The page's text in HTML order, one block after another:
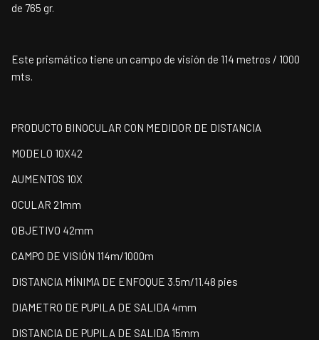
de 765 gr.
Este prismático tiene un campo de visión de 114 metros / 1000
mts.
PRODUCTO BINOCULAR CON MEDIDOR DE DISTANCIA
MODELO 10X42
AUMENTOS 10X
OCULAR 21mm
OBJETIVO 42mm
CAMPO DE VISIÓN 114m/1000m
DISTANCIA MÍNIMA DE ENFOQUE 3.5m/11.48 pies
DIAMETRO DE PUPILA DE SALIDA 4mm
DISTANCIA DE PUPILA DE SALIDA 15mm